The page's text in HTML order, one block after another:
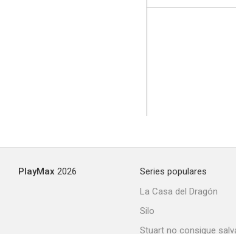
PlayMax 2026
Series populares
La Casa del Dragón
Silo